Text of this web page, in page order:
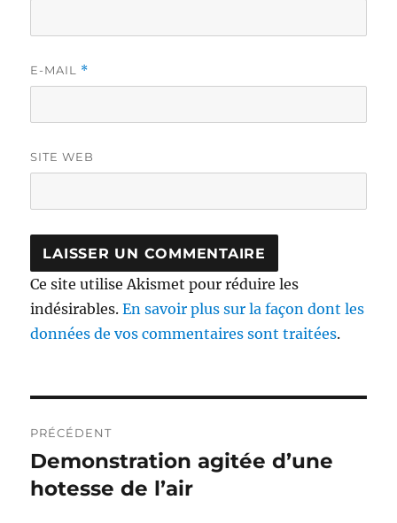
E-MAIL *
SITE WEB
Ce site utilise Akismet pour réduire les
indésirables.En savoir plus sur la façon dont les
données de vos commentaires sont traitées.
de
l’article
PRÉCÉDENT
Publication
précédente :
Demonstration agitée d’une
hotesse de l’air